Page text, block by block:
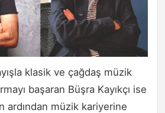
klasik ve çağdaş müzik
başaran Büşra Kayıkçı ise
ardından müzik kariyerine